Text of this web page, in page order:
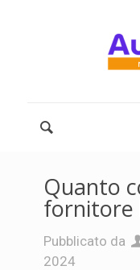
Quanto
fornitore
Pubblicato da
2024